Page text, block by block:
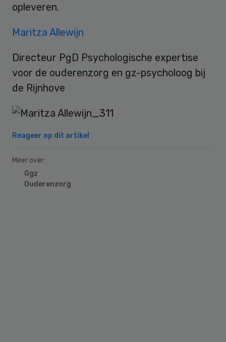
opleveren.
Maritza Allewijn
Directeur PgD Psychologische expertise
voor de ouderenzorg en gz-psycholoog bij
de Rijnhove
Reageer op dit artikel
Meer over:
Ggz
Ouderenzorg